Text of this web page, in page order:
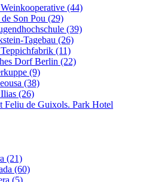
(44)
Son Pou (29)
(39)
Tagebau (26)
(11)
Dorf Berlin (22)
(9)
(38)
(26)
Feliu de Guixols. Park Hotel
(21)
(60)
(5)